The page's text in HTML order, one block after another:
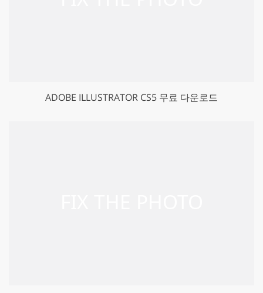
ADOBE ILLUSTRATOR CS5 무료 다운로드